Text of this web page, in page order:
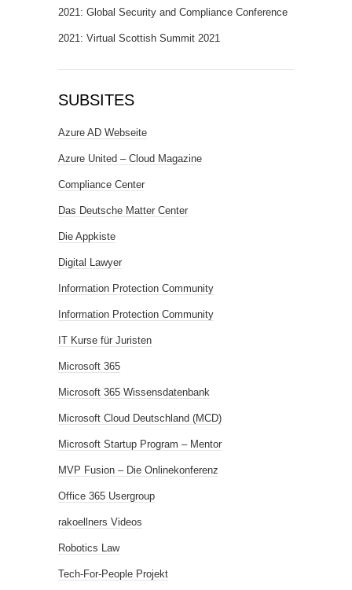
2021: Global Security and Compliance Conference
2021: Virtual Scottish Summit 2021
SUBSITES
Azure AD Webseite
Azure United – Cloud Magazine
Compliance Center
Das Deutsche Matter Center
Die Appkiste
Digital Lawyer
Information Protection Community
Information Protection Community
IT Kurse für Juristen
Microsoft 365
Microsoft 365 Wissensdatenbank
Microsoft Cloud Deutschland (MCD)
Microsoft Startup Program – Mentor
MVP Fusion – Die Onlinekonferenz
Office 365 Usergroup
rakoellners Videos
Robotics Law
Tech-For-People Projekt